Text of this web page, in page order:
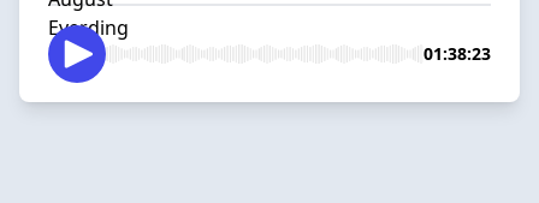
01:38:23